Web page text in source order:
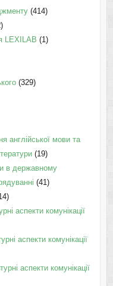
(414)
LEXILAB (1)
(329)
англійської мови та
(19)
в державному
(41)
аспекти комунікації
аспекти комунікації
аспекти комунікації